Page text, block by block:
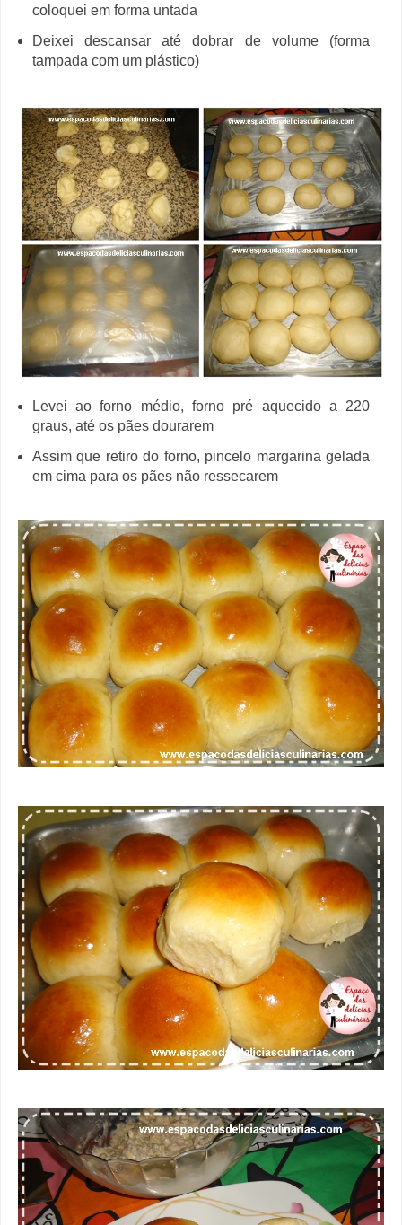
coloquei em forma untada
Deixei descansar até dobrar de volume (forma
tampada com um plástico)
Levei ao forno médio, forno pré aquecido a 220
graus, até os pães dourarem
Assim que retiro do forno, pincelo margarina gelada
em cima para os pães não ressecarem